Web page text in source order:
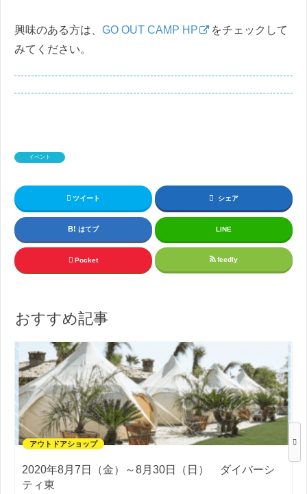
興味のある方は、 GO OUT CAMP HP
をチェックして
みてください。
イベント
ツイート シェア
はてブ LINE
Pocket feedly
おすすめ記事
アウトドアショップ
2020年8月7日（金）～8月30日（日） ダイバーシ
ティ東